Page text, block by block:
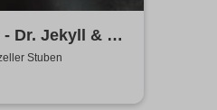
Dr. Jekyll & Mr.
Stuben